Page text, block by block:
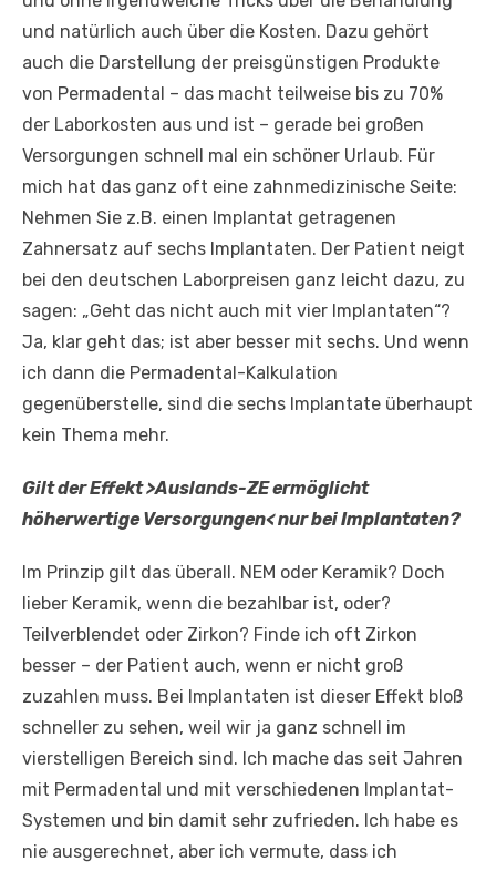
und natürlich auch über die Kosten. Dazu gehört
auch die Darstellung der preisgünstigen Produkte
von Permadental – das macht teilweise bis zu 70%
der Laborkosten aus und ist – gerade bei großen
Versorgungen schnell mal ein schöner Urlaub. Für
mich hat das ganz oft eine zahnmedizinische Seite:
Nehmen Sie z.B. einen Implantat getragenen
Zahnersatz auf sechs Implantaten. Der Patient neigt
bei den deutschen Laborpreisen ganz leicht dazu, zu
sagen: „Geht das nicht auch mit vier Implantaten“?
Ja, klar geht das; ist aber besser mit sechs. Und wenn
ich dann die Permadental-Kalkulation
gegenüberstelle, sind die sechs Implantate überhaupt
kein Thema mehr.
Gilt der Effekt >Auslands-ZE ermöglicht
höherwertige Versorgungen< nur bei Implantaten?
Im Prinzip gilt das überall. NEM oder Keramik? Doch
lieber Keramik, wenn die bezahlbar ist, oder?
Teilverblendet oder Zirkon? Finde ich oft Zirkon
besser – der Patient auch, wenn er nicht groß
zuzahlen muss. Bei Implantaten ist dieser Effekt bloß
schneller zu sehen, weil wir ja ganz schnell im
vierstelligen Bereich sind. Ich mache das seit Jahren
mit Permadental und mit verschiedenen Implantat-
Systemen und bin damit sehr zufrieden. Ich habe es
nie ausgerechnet, aber ich vermute, dass ich